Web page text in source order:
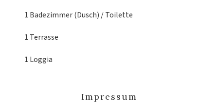
1 Badezimmer (Dusch) / Toilette
1 Terrasse
1 Loggia
Impressum